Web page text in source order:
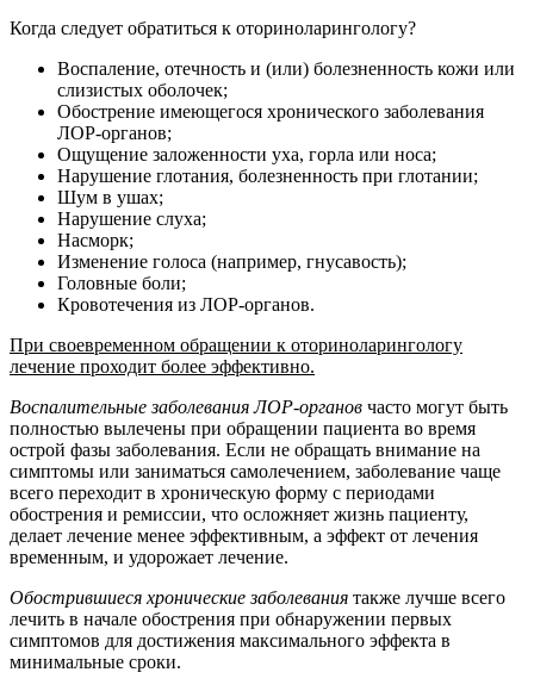
Когда следует обратиться к оториноларингологу?
Воспаление, отечность и (или) болезненность кожи или
слизистых оболочек;
Обострение имеющегося хронического заболевания
ЛОР-органов;
Ощущение заложенности уха, горла или носа;
Нарушение глотания, болезненность при глотании;
Шум в ушах;
Нарушение слуха;
Насморк;
Изменение голоса (например, гнусавость);
Головные боли;
Кровотечения из ЛОР-органов.
При своевременном обращении к оториноларингологу
лечение проходит более эффективно.
Воспалительные заболевания ЛОР-органов часто могут быть
полностью вылечены при обращении пациента во время
острой фазы заболевания. Если не обращать внимание на
симптомы или заниматься самолечением, заболевание чаще
всего переходит в хроническую форму с периодами
обострения и ремиссии, что осложняет жизнь пациенту,
делает лечение менее эффективным, а эффект от лечения
временным, и удорожает лечение.
Обострившиеся хронические заболевания также лучше всего
лечить в начале обострения при обнаружении первых
симптомов для достижения максимального эффекта в
минимальные сроки.